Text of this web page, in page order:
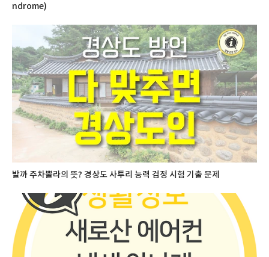
ndrome)
발까 주차뿔라의 뜻? 경상도 사투리 능력 검정 시험 기출 문제